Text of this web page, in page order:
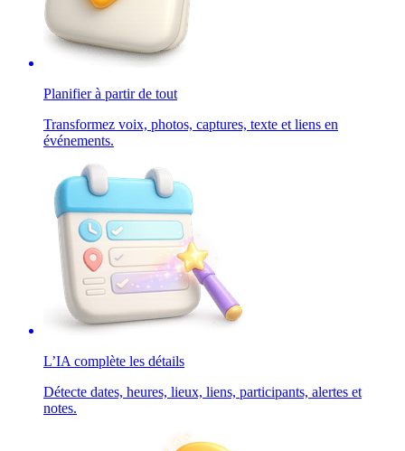
Planifier à partir de tout
Transformez voix, photos, captures, texte et liens en
événements.
L’IA complète les détails
Détecte dates, heures, lieux, liens, participants, alertes et
notes.